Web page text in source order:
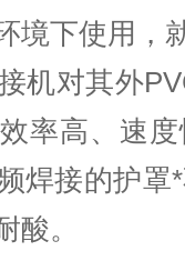
境下使用，
机对其外
率高、速
焊接的护罩
酸。